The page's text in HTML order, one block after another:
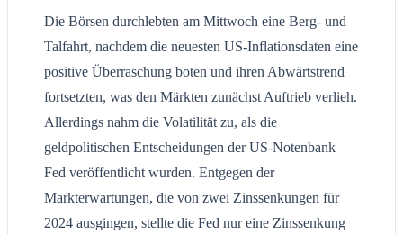
Die Börsen durchlebten am Mittwoch eine Berg- und
Talfahrt, nachdem die neuesten US-Inflationsdaten eine
positive Überraschung boten und ihren Abwärtstrend
fortsetzten, was den Märkten zunächst Auftrieb verlieh.
Allerdings nahm die Volatilität zu, als die
geldpolitischen Entscheidungen der US-Notenbank
Fed veröffentlicht wurden. Entgegen der
Markterwartungen, die von zwei Zinssenkungen für
2024 ausgingen, stellte die Fed nur eine Zinssenkung